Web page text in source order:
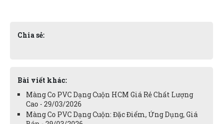
Chia sẻ:
Bài viết khác:
Màng Co PVC Dạng Cuộn HCM Giá Rẻ Chất Lượng
Cao - 29/03/2026
Màng Co PVC Dạng Cuộn: Đặc Điểm, Ứng Dụng, Giá